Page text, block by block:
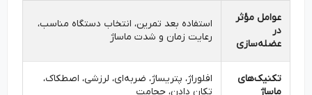
عوامل مؤثر
عضله‌سازی
استفاده بعد تمرین، انتخاب دستگاه مناسب،
رعایت زمان و شدت ماساژ
تکنیک‌های
ماساژ
افلوراژ، پتریساژ، ضربه‌ای، لرزشی، اصطکاک،
تکان دادن، حجامت